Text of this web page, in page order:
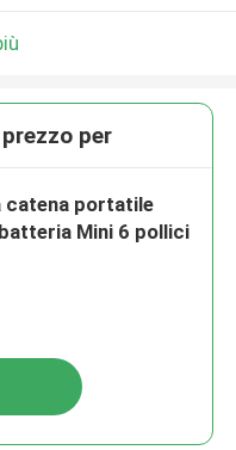
per
catena portatile
Mini 6 pollici